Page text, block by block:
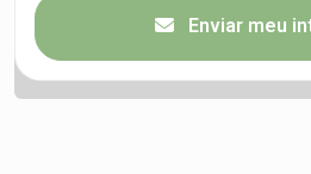
Enviar meu